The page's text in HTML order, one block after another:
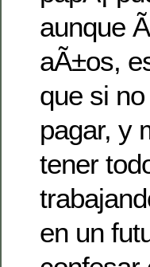
aunque
aÃ±os,
que si
pagar, y
tener
en un